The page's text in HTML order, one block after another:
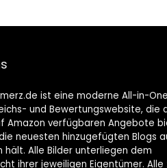
(90) x H
ist eine moderne All-in-
und Bewertungswebsite, die
Amazon verfügbaren Angebote
neuesten hinzugefügten Blogs
hält. Alle Bilder unterliegen dem
ihrer jeweiligen Eigentümer.